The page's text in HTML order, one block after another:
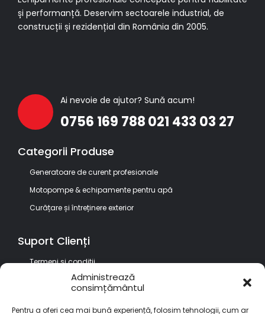
Administrează
consimțământul
Pentru a oferi cea mai bună experiență, folosim tehnologii, cum ar
și performanță. Deservim sectoarele industrial, de
construcții și rezidențial din România din 2005.
Ai nevoie de ajutor? Sună acum!
0756 169 788021 433 03 27
Categorii Produse
Generatoare de curent profesionale
Motopompe & echipamente pentru apă
Curățare și întreținere exterior
Suport Clienți
Termeni si conditii
Politica de returnare